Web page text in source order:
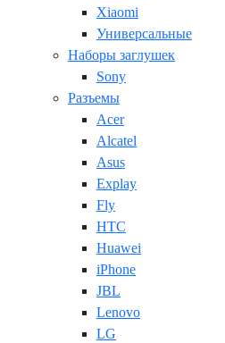
Xiaomi
Универсальные
Наборы заглушек
Sony
Разъемы
Acer
Alcatel
Asus
Explay
Fly
HTC
Huawei
iPhone
JBL
Lenovo
LG